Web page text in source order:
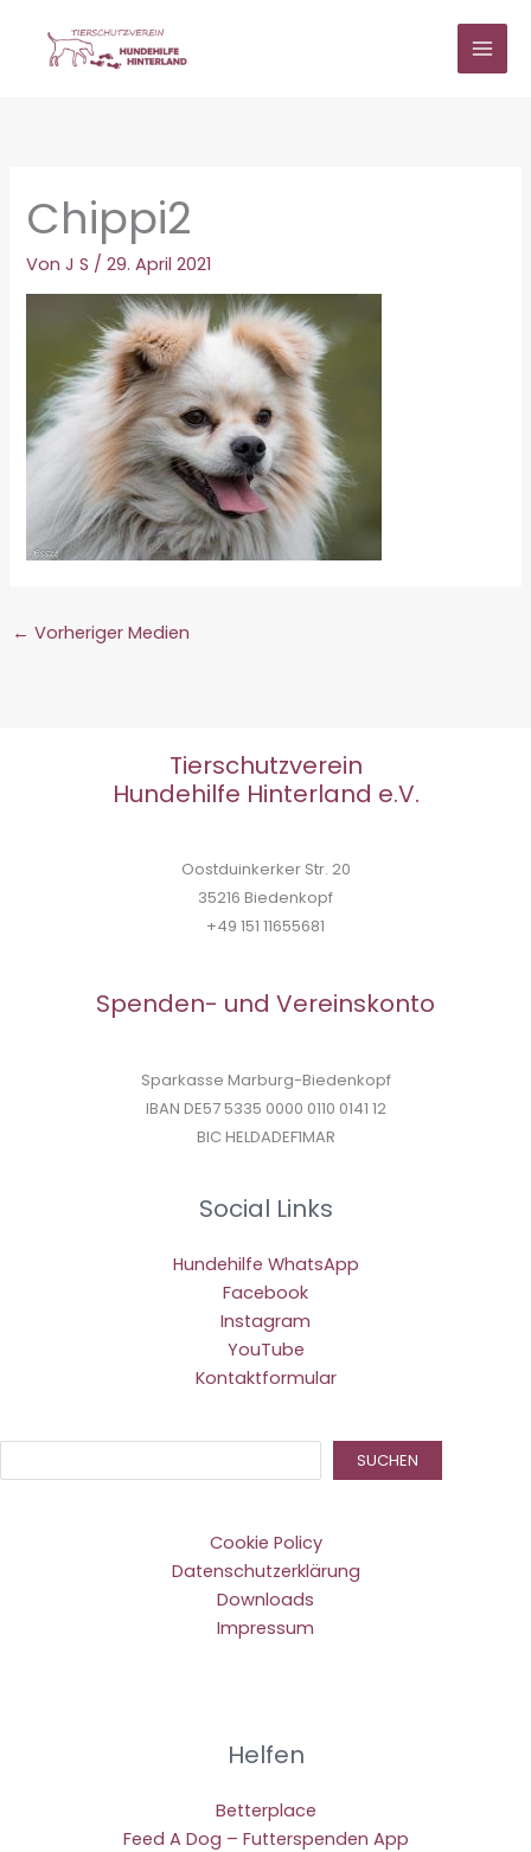
springen
Chippi2
VonJ S /29. April 2021
← Vorheriger Medien
Tierschutzverein
Hundehilfe Hinterland e.V.
Oostduinkerker Str. 20
35216 Biedenkopf
+49 151 11655681
Spenden- und Vereinskonto
Sparkasse Marburg-Biedenkopf
IBAN DE57 5335 0000 0110 0141 12
BIC HELDADEF1MAR
Social Links
Hundehilfe WhatsApp
Facebook
Instagram
YouTube
Kontaktformular
SUCHEN
Cookie Policy
Datenschutzerklärung
Downloads
Impressum
Helfen
Betterplace
Feed A Dog – Futterspenden App